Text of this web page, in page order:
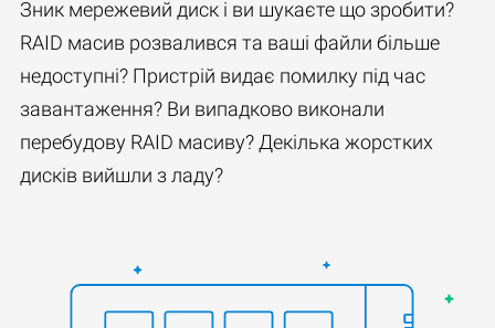
Зник мережевий диск і ви шукаєте що зробити?
RAID масив розвалився та ваші файли більше
недоступні? Пристрій видає помилку під час
завантаження? Ви випадково виконали
перебудову RAID масиву? Декілька жорстких
дисків вийшли з ладу?